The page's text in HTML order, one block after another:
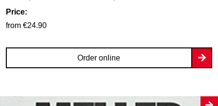
Price:
from €24.90
Order online